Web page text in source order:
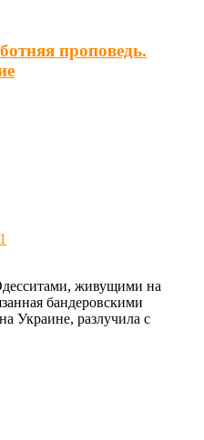
проповедь.
1
живущими на
бандеровскими
Украине, разлучила с